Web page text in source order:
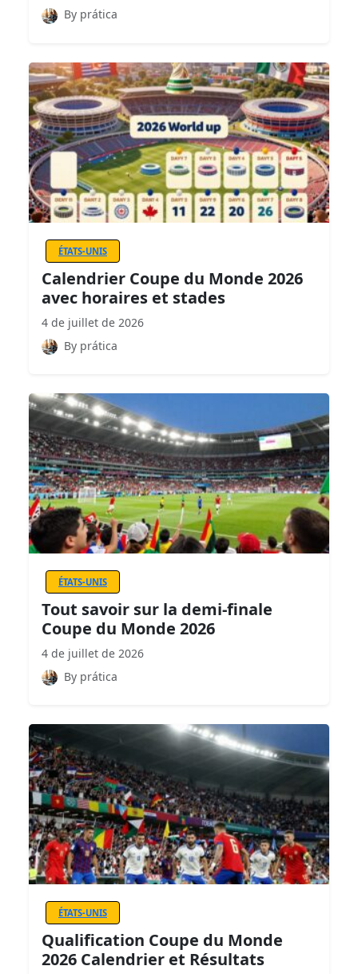
By prática
ÉTATS-UNIS
Calendrier Coupe du Monde 2026
avec horaires et stades
4 de juillet de 2026
By prática
ÉTATS-UNIS
Tout savoir sur la demi-finale
Coupe du Monde 2026
4 de juillet de 2026
By prática
ÉTATS-UNIS
Qualification Coupe du Monde
2026 Calendrier et Résultats